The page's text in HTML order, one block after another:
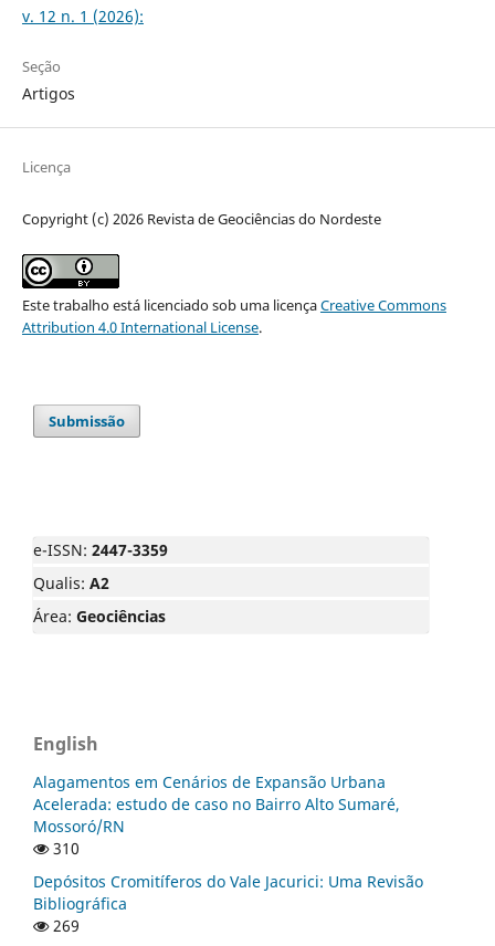
v. 12 n. 1 (2026):
Seção
Artigos
Licença
Copyright (c) 2026 Revista de Geociências do Nordeste
Este trabalho está licenciado sob uma licençaCreative Commons
Attribution 4.0 International License.
Submissão
e-ISSN: 2447-3359
Qualis: A2
Área: Geociências
English
Alagamentos em Cenários de Expansão Urbana
Acelerada: estudo de caso no Bairro Alto Sumaré,
Mossoró/RN
310
Depósitos Cromitíferos do Vale Jacurici: Uma Revisão
Bibliográfica
269